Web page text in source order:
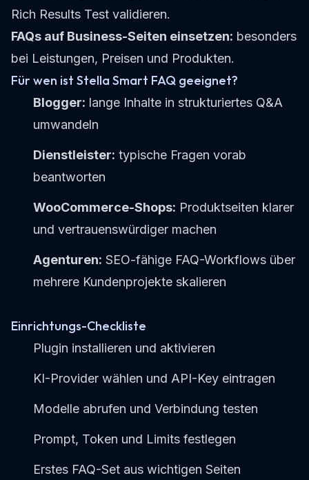
Rich Results Test validieren.
FAQs auf Business-Seiten einsetzen: besonders
bei Leistungen, Preisen und Produkten.
Für wen ist Stella Smart FAQ geeignet?
Blogger: lange Inhalte in strukturiertes Q&A
umwandeln
Dienstleister: typische Fragen vorab
beantworten
WooCommerce-Shops: Produktseiten klarer
und vertrauenswürdiger machen
Agenturen: SEO-fähige FAQ-Workflows über
mehrere Kundenprojekte skalieren
Einrichtungs-Checkliste
Plugin installieren und aktivieren
KI-Provider wählen und API-Key eintragen
Modelle abrufen und Verbindung testen
Prompt, Token und Limits festlegen
Erstes FAQ-Set aus wichtigen Seiten